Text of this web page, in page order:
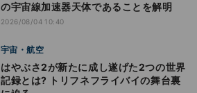
の宇宙線加速器天体であることを解明
2026/08/04 10:40
宇宙・航空
はやぶさ2が新たに成し遂げた2つの世界
記録とは? トリフネフライバイの舞台裏